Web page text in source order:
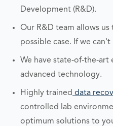
Development (R&D).
Our R&D team allows
possible case. If we
We have state-of-the-
advanced technology.
Highly trained data
controlled lab
optimum solutions to